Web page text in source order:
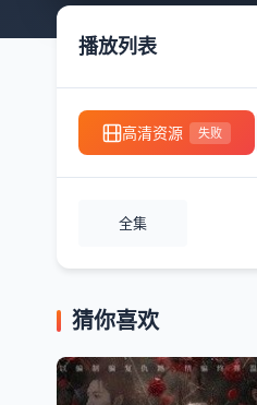
播放列表
高清资源 失败
全集
猜你喜欢